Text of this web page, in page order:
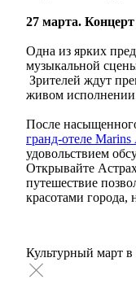
27 марта.
Одна из ярких
музыкальной
Зрителей ждут
живом
После
гранд-отеле Marins
удовольствием
Открывайте
путешествие
красотами города,
Культурный март в